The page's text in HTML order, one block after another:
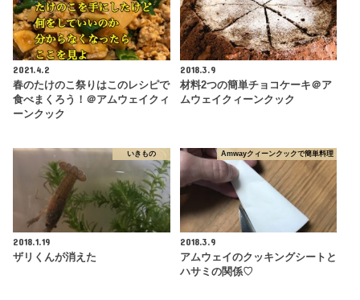
2021.4.2
春のたけのこ祭りはこのレシピで
食べまくろう！＠アムウェイクィ
ーンクック
2018.3.9
材料2つの簡単チョコケーキ＠ア
ムウェイクィーンクック
いきもの
2018.1.19
ザリくんが消えた
Amwayクィーンクックで簡単料理
2018.3.9
アムウェイのクッキングシートと
ハサミの関係♡